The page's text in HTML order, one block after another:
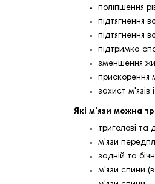
поліпшення
підтягнення
підтягнення
підтримка
зменшення
прискорення
захист м'язів
Які м'язи можна
триголові та
м'язи
задній та
м'язи спини (в